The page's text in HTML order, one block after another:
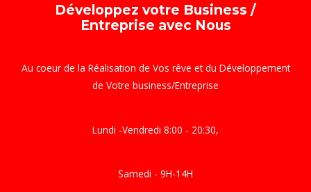
Développez votre Business /
Entreprise avec Nous
Au coeur de la Réalisation de Vos rêve et du Développement
de Votre business/Entreprise
Lundi -Vendredi 8:00 - 20:30,
Samedi - 9H-14H